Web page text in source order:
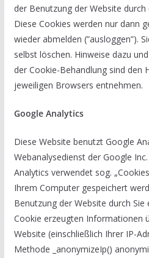
der Benutzung der Website
Diese Cookies werden nur dann
wieder abmelden (”ausloggen”).
selbst löschen. Hinweise dazu
der Cookie-Behandlung sind den
jeweiligen Browsers entnehmen.
Google Analytics
Diese Website benutzt Google
Webanalysedienst der Google
Analytics verwendet sog.
Ihrem Computer gespeichert
Benutzung der Website durch
Cookie erzeugten Informationen
Website (einschließlich Ihrer IP-
Methode _anonymizeIp()